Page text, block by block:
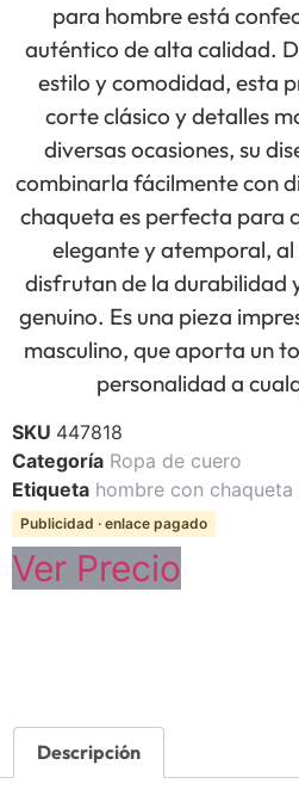
para hombre está
auténtico de alta calidad.
estilo y comodidad, esta
corte clásico y detalles
diversas ocasiones, su
combinarla fácilmente con
chaqueta es perfecta para
elegante y atemporal,
disfrutan de la durabilidad
genuino. Es una pieza
masculino, que aporta un
personalidad a
SKU 447818
Categoría Ropa de cuero
Etiqueta hombre con chaqueta
Publicidad · enlace pagado
Ver Precio
Descripción